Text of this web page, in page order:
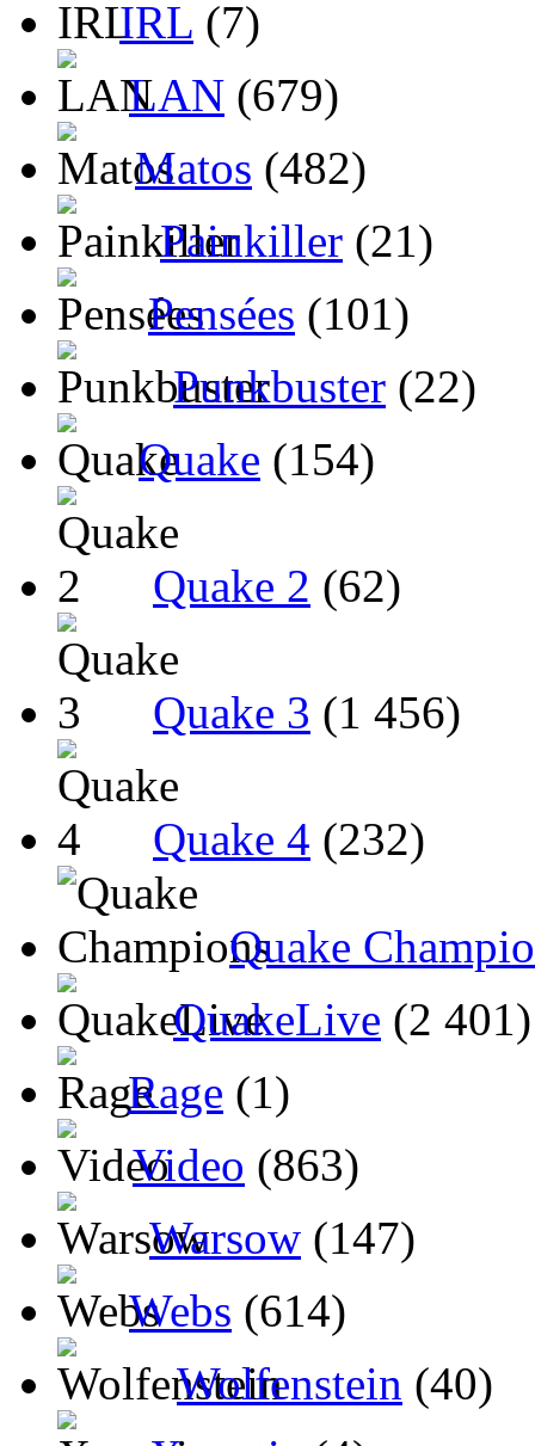
IRL (7)
LAN (679)
Matos (482)
Painkiller (21)
Pensées (101)
Punkbuster (22)
Quake (154)
Quake 2 (62)
Quake 3 (1 456)
Quake 4 (232)
Quake
QuakeLive (2 401)
Rage (1)
Video (863)
Warsow (147)
Webs (614)
Wolfenstein (40)